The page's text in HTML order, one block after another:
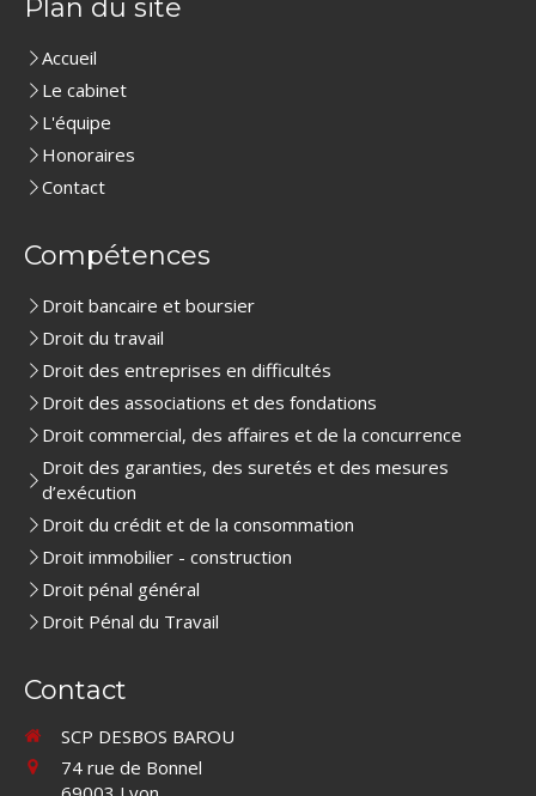
Plan du site
Accueil
Le cabinet
L'équipe
Honoraires
Contact
Compétences
Droit bancaire et boursier
Droit du travail
Droit des entreprises en difficultés
Droit des associations et des fondations
Droit commercial, des affaires et de la concurrence
Droit des garanties, des suretés et des mesures
d’exécution
Droit du crédit et de la consommation
Droit immobilier - construction
Droit pénal général
Droit Pénal du Travail
Contact
SCP DESBOS BAROU
74 rue de Bonnel